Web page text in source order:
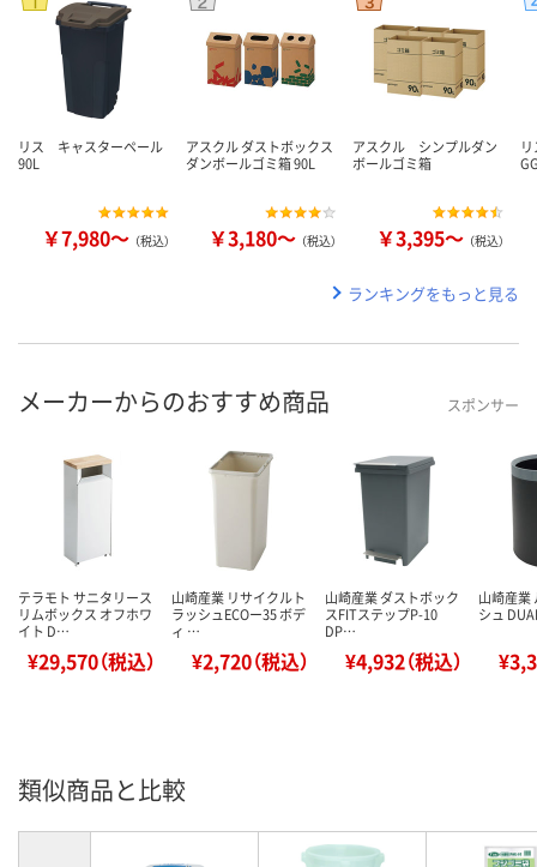
リス キャスターペール
90L
￥7,980～ （税込）
アスクル ダストボックス
ダンボールゴミ箱 90L
￥3,180～ （税込）
アスクル シンプルダン
ボールゴミ箱
￥3,395～ （税込）
ランキングをもっと見る
メーカーからのおすすめ商品 スポンサー
テラモト サニタリース
リムボックス オフホワ
イト D…
¥29,570（税込）
山崎産業 リサイクルト
ラッシュECOー35 ボデ
ィ …
¥2,720（税込）
山崎産業 ダストボック
スFITステップP-10
DP…
¥4,932（税込）
山崎産業
シュ
類似商品と比較